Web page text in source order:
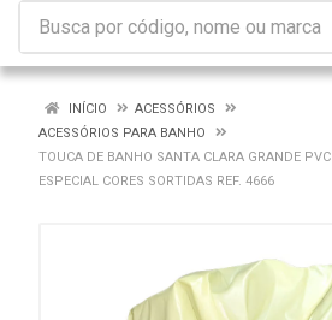
INÍCIO
ACESSÓRIOS
ACESSÓRIOS PARA BANHO
TOUCA DE BANHO SANTA CLARA GRANDE PVC
ESPECIAL CORES SORTIDAS REF. 4666